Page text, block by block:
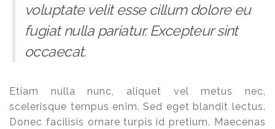
voluptate velit esse cillum dolore eu
fugiat nulla pariatur. Excepteur sint
occaecat.
Etiam nulla nunc, aliquet vel metus nec,
scelerisque tempus enim. Sed eget blandit lectus.
Donec facilisis ornare turpis id pretium. Maecenas